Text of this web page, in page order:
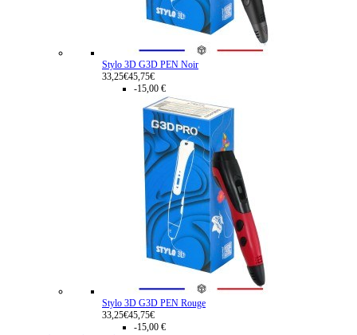
Stylo 3D G3D PEN Noir
33,25€45,75€
-15,00 €
Stylo 3D G3D PEN Rouge
33,25€45,75€
-15,00 €